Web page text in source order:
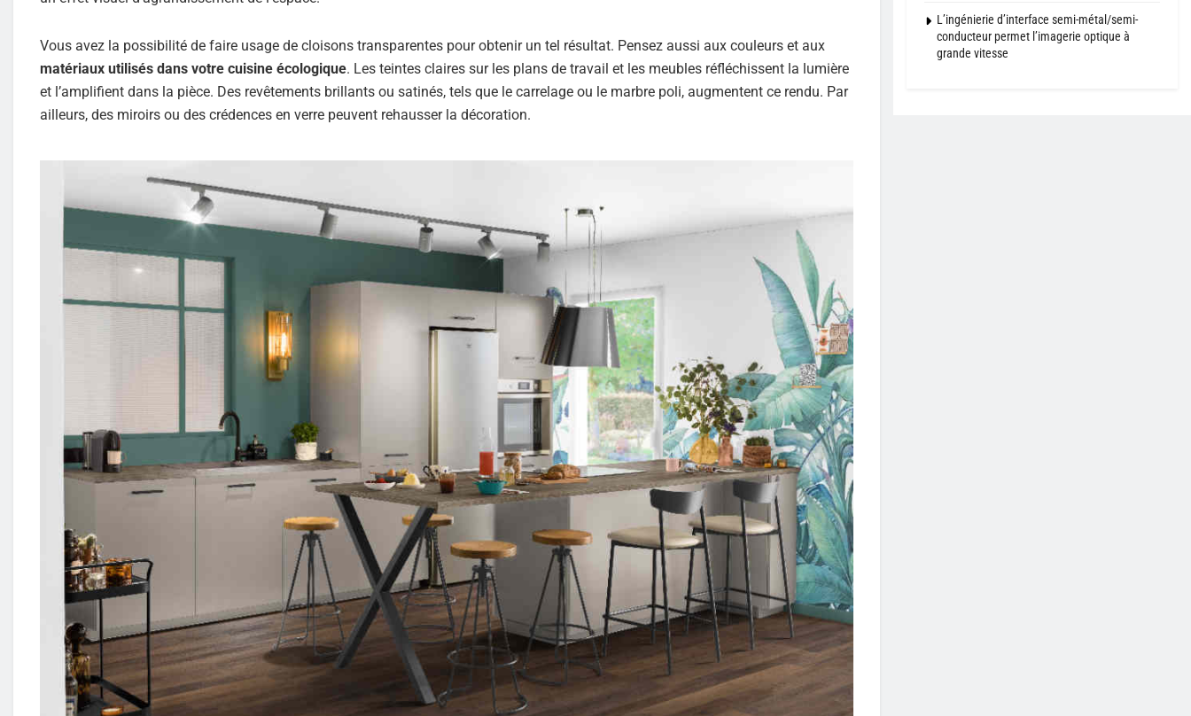
Vous avez la possibilité de faire usage de cloisons transparentes pour obtenir un tel résultat. Pensez aussi aux couleurs et aux
matériaux utilisés dans votre cuisine écologique. Les teintes claires sur les plans de travail et les meubles réfléchissent la lumière
et l’amplifient dans la pièce. Des revêtements brillants ou satinés, tels que le carrelage ou le marbre poli, augmentent ce rendu. Par
ailleurs, des miroirs ou des crédences en verre peuvent rehausser la décoration.
L’ingénierie d’interface semi-métal/semi-
conducteur permet l’imagerie optique à
grande vitesse